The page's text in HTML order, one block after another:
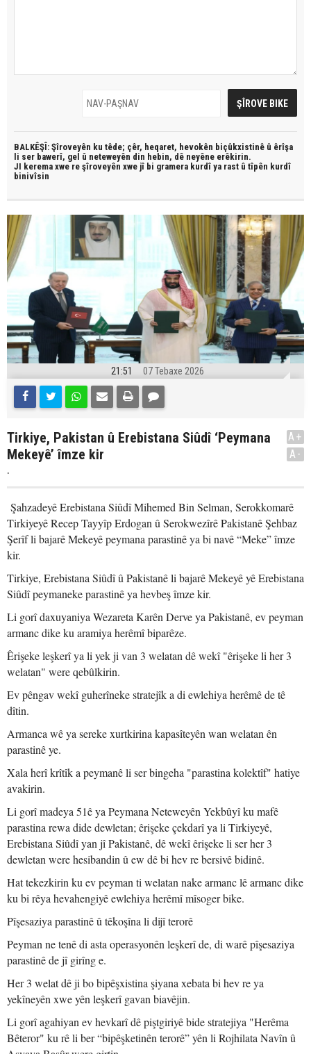
BALKÊŞÎ: Şîroveyên ku têde; çêr, heqaret, hevokên biçûkxistinê û êrîşa
li ser bawerî, gel û neteweyên din hebin, dê neyêne erêkirin.
JI kerema xwe re şîroveyên xwe jî bi gramera kurdî ya rast û tîpên kurdî
binivîsin
21:51 07 Tebaxe 2026
Tirkiye, Pakistan û Erebistana Siûdî ‘Peymana
Mekeyê’ îmze kir
.
A+
A-
Şahzadeyê Erebistana Siûdî Mihemed Bin Selman, Serokkomarê
Tirkiyeyê Recep Tayyîp Erdogan û Serokwezîrê Pakistanê Şehbaz
Şerîf li bajarê Mekeyê peymana parastinê ya bi navê “Meke” îmze
kir.
Tirkiye, Erebistana Siûdî û Pakistanê li bajarê Mekeyê yê Erebistana
Siûdî peymaneke parastinê ya hevbeş îmze kir.
Li gorî daxuyaniya Wezareta Karên Derve ya Pakistanê, ev peyman
armanc dike ku aramiya herêmî biparêze.
Êrişeke leşkerî ya li yek ji van 3 welatan dê wekî "êrişeke li her 3
welatan" were qebûlkirin.
Ev pêngav wekî guherîneke stratejîk a di ewlehiya herêmê de tê
dîtin.
Armanca wê ya sereke xurtkirina kapasîteyên wan welatan ên
parastinê ye.
Xala herî krîtîk a peymanê li ser bingeha "parastina kolektîf" hatiye
avakirin.
Li gorî madeya 51ê ya Peymana Neteweyên Yekbûyî ku mafê
parastina rewa dide dewletan; êrişeke çekdarî ya li Tirkiyeyê,
Erebistana Siûdî yan jî Pakistanê, dê wekî êrişeke li ser her 3
dewletan were hesibandin û ew dê bi hev re bersivê bidinê.
Hat tekezkirin ku ev peyman ti welatan nake armanc lê armanc dike
ku bi rêya hevahengiyê ewlehiya herêmî mîsoger bike.
Pîşesaziya parastinê û têkoşîna li dijî terorê
Peyman ne tenê di asta operasyonên leşkerî de, di warê pîşesaziya
parastinê de jî girîng e.
Her 3 welat dê ji bo bipêşxistina şiyana xebata bi hev re ya
yekîneyên xwe yên leşkerî gavan biavêjin.
Li gorî agahiyan ev hevkarî dê piştgiriyê bide stratejiya "Herêma
Bêteror" ku rê li ber “bipêşketinên terorê” yên li Rojhilata Navîn û